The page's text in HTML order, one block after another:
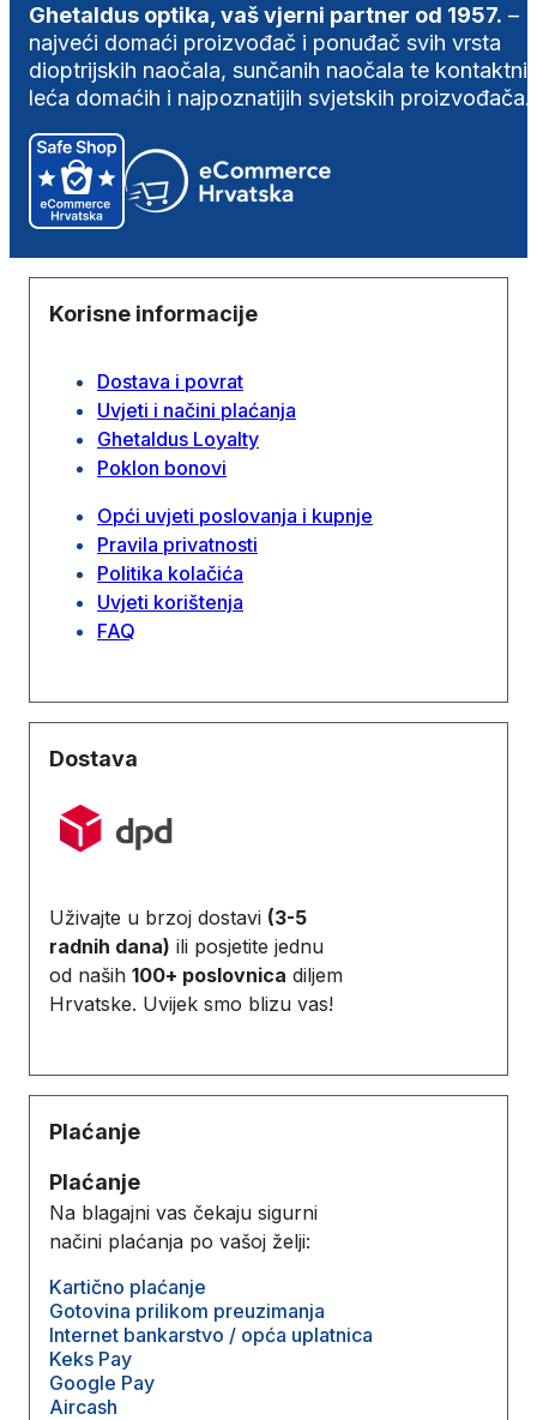
Ghetaldus optika, vaš vjerni partner od 1957. –
najveći domaći proizvođač i ponuđač svih vrsta
dioptrijskih naočala, sunčanih naočala te
leća domaćih i najpoznatijih svjetskih proizvođača.
Korisne informacije
Dostava i povrat
Uvjeti i načini plaćanja
Ghetaldus Loyalty
Poklon bonovi
Opći uvjeti poslovanja i kupnje
Pravila privatnosti
Politika kolačića
Uvjeti korištenja
FAQ
Dostava
Uživajte u brzoj dostavi (3-5
radnih dana) ili posjetite jednu
od naših 100+ poslovnica diljem
Hrvatske. Uvijek smo blizu vas!
Plaćanje
Plaćanje
Na blagajni vas čekaju sigurni
načini plaćanja po vašoj želji:
Kartično plaćanje
Gotovina prilikom preuzimanja
Internet bankarstvo / opća uplatnica
Keks Pay
Google Pay
Aircash